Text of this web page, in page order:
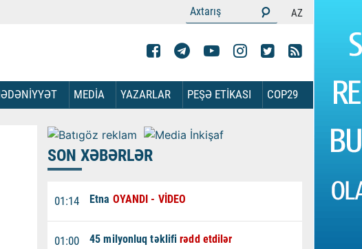
AZ
MEDİA YAZARLAR PEŞƏ ETİKASI COP29
SON XƏBƏRLƏR
01:14 Etna OYANDI - VİDEO
01:00 45 milyonluq təklifirədd etdilər